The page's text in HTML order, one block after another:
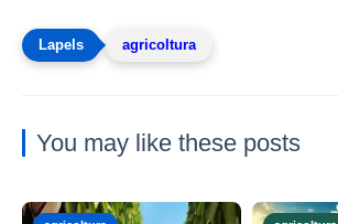
agricoltura
You may like these posts